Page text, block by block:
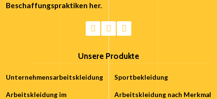
Beschaffungspraktiken her.
Unsere Produkte
Unternehmensarbeitskleidung
Arbeitskleidung im
Sportbekleidung
Arbeitskleidung nach Merkmal